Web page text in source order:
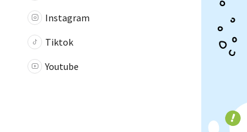
Instagram
Tiktok
Youtube